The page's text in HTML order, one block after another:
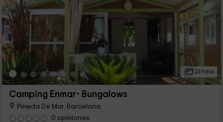
23 Fotos
Camping Enmar- Bungalows
Pineda De Mar, Barcelona
0 opiniones